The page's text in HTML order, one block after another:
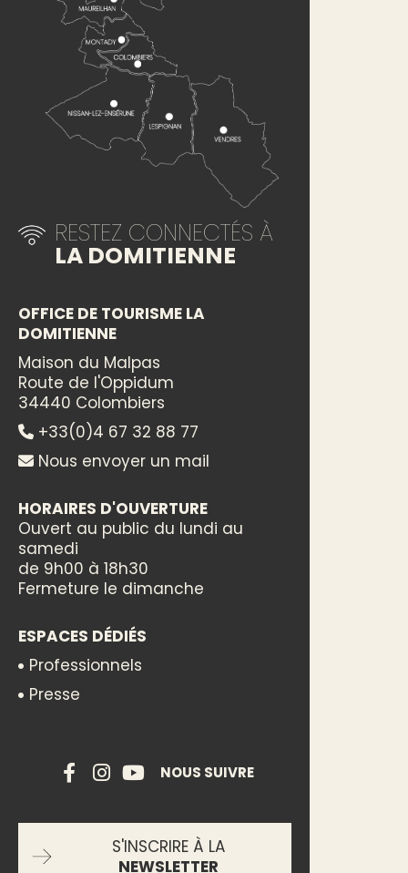
RESTEZ CONNECTÉS À
LA DOMITIENNE
OFFICE DE TOURISME LA
DOMITIENNE
Maison du Malpas
Route de l'Oppidum
34440 Colombiers
+33(0)4 67 32 88 77
Nous envoyer un mail
HORAIRES D'OUVERTURE
Ouvert au public du lundi au
samedi
de 9h00 à 18h30
Fermeture le dimanche
ESPACES DÉDIÉS
Professionnels
Presse
NOUS SUIVRE
S'INSCRIRE À LA
NEWSLETTER